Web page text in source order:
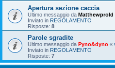
Apertura sezione caccia
Ultimo messaggio da Matthewprold
Inviato in REGOLAMENTO
Risposte: 8
Parole sgradite
Ultimo messaggio da Pyno&dyno «
Inviato in REGOLAMENTO
Risposte: 7